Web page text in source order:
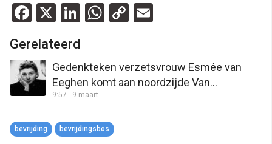
Facebook
X LinkedIn
WhatsApp
Copy
Gerelateerd
Gedenkteken verzetsvrouw Esmée van
Eeghen komt aan noordzijde Van
Starkenborghkanaal
9:57 - 9 maart
bevrijding bevrijdingsbos